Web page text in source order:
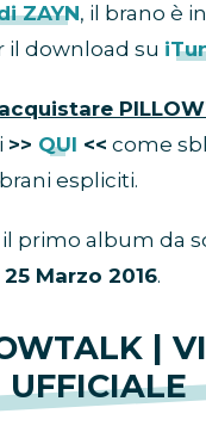
ZAYN, il brano è
il download su
>> QUI << come
espliciti.
il primo album da
Marzo 2016.
|
UFFICIALE